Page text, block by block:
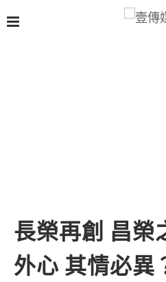
長榮再創 昌榮
外心 其情必異